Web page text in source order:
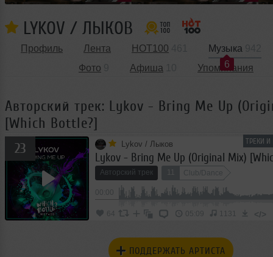
LYKOV / ЛЫКОВ
Профиль Лента HOT100
Музыка
6
Фото
Афиша Упоминания
Авторский трек: Lykov - Bring Me Up
[Which Bottle?]
ТРЕКИ
23 Lykov / Лыков
Lykov - Bring Me Up (Original Mix)
Авторский трек Club/Dance
64 05:09 1131 </>
ПОДДЕРЖАТЬ АРТИСТА